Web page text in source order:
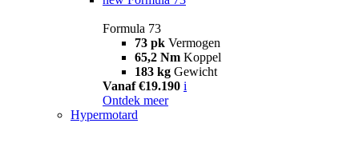
Formula 73
73 pk Vermogen
65,2 Nm Koppel
183 kg Gewicht
Vanaf €19.190 i
Ontdek meer
Hypermotard